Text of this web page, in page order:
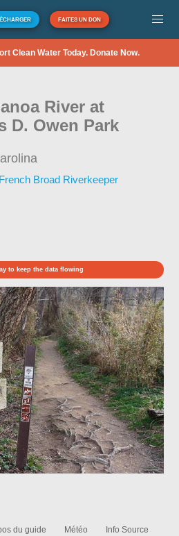
FAITES UN DON
Clean Water Today. Donate Now.
River at
D. Owen Park
Broad Riverkeeper
to keep the data flowing
du guide Météo Info Source